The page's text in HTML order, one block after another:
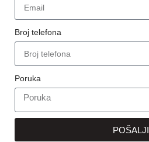
Broj telefona
Poruka
POŠALJI